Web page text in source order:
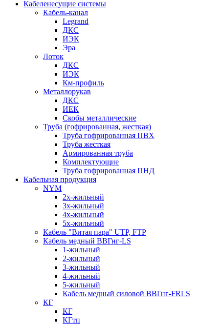
Кабеленесущие системы
Кабель-канал
Legrand
ДКС
ИЭК
Эра
Лоток
ДКС
ИЭК
Км-профиль
Металлорукав
ДКС
ИЕК
Скобы металлические
Труба (гофрированная, жесткая)
Труба гофрированная ПВХ
Труба жесткая
Армированная труба
Комплектующие
Труба гофрированная ПНД
Кабельная продукция
NYM
2х-жильный
3х-жильный
4х-жильный
5х-жильный
Кабель "Витая пара" UTP, FTP
Кабель медный ВВГнг-LS
1-жильный
2-жильный
3-жильный
4-жильный
5-жильный
Кабель медный силовой ВВГнг-FRLS
КГ
КГ
КГтп